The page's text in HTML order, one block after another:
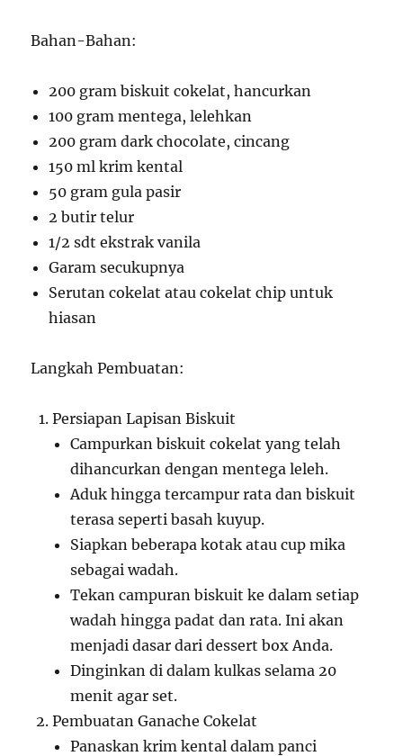
Bahan-Bahan:
200 gram biskuit cokelat, hancurkan
100 gram mentega, lelehkan
200 gram dark chocolate, cincang
150 ml krim kental
50 gram gula pasir
2 butir telur
1/2 sdt ekstrak vanila
Garam secukupnya
Serutan cokelat atau cokelat chip untuk
hiasan
Langkah Pembuatan:
Persiapan Lapisan Biskuit
Campurkan biskuit cokelat yang telah
dihancurkan dengan mentega leleh.
Aduk hingga tercampur rata dan biskuit
terasa seperti basah kuyup.
Siapkan beberapa kotak atau cup mika
sebagai wadah.
Tekan campuran biskuit ke dalam setiap
wadah hingga padat dan rata. Ini akan
menjadi dasar dari dessert box Anda.
Dinginkan di dalam kulkas selama 20
menit agar set.
Pembuatan Ganache Cokelat
Panaskan krim kental dalam panci